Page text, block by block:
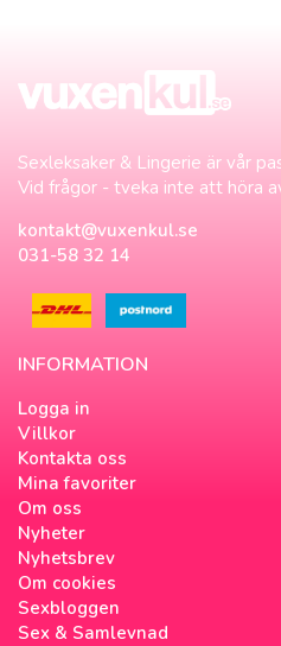
Sexleksaker & Lingerie är vår
Vid frågor - tveka inte att höra
kontakt@vuxenkul.se
031-58 32 14
INFORMATION
Logga in
Villkor
Kontakta oss
Mina favoriter
Om oss
Nyheter
Nyhetsbrev
Om cookies
Sexbloggen
Sex & Samlevnad